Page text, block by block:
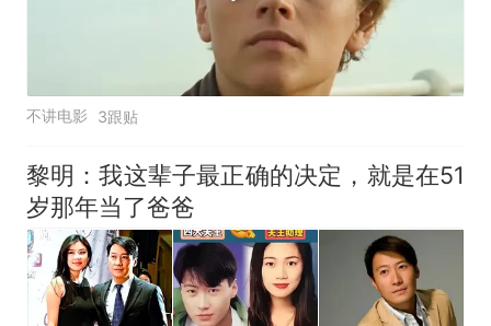
不讲电影 3跟贴
黎明：我这辈子最正确的决定，就是在51
岁那年当了爸爸